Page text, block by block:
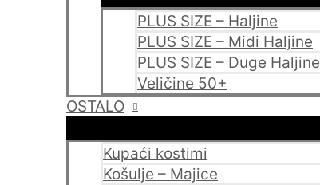
PLUS SIZE – Haljine
PLUS SIZE – Midi Haljine
PLUS SIZE – Duge Haljine
Veličine 50+
OSTALO
Kupaći kostimi
Košulje – Majice